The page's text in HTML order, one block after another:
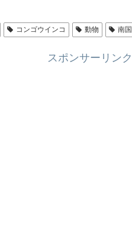
コンゴウインコ 動物 南国
スポンサーリンク